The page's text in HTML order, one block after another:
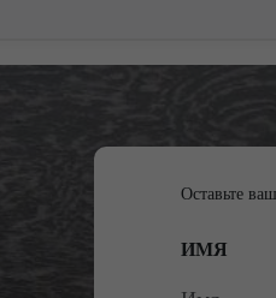
Оставьте
ИМЯ